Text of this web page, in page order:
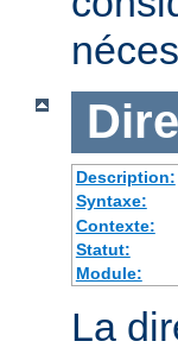
Description:
Syntaxe:
Contexte:
Statut:
Module:
La